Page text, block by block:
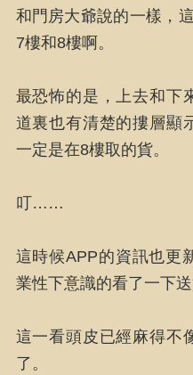
和門房大爺說的一樣，
7樓和8樓啊。
最恐怖的是，上去和下
道裏也有清楚的摟層顯
一定是在8樓取的貨。
叮……
這時候APP的資訊也更
業性下意識的看了一下送
這一看頭皮已經麻得不
了。